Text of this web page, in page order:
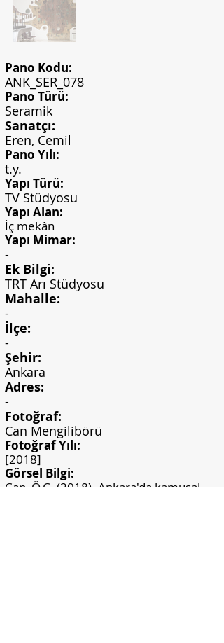
Pano Kodu:
ANK_SER_078
Pano Türü:
Seramik
Sanatçı:
Eren, Cemil
Pano Yılı:
t.y.
Yapı Türü:
TV Stüdyosu
Yapı Alan:
İç mekân
Yapı Mimar:
-
Ek Bilgi:
TRT Arı Stüdyosu
Mahalle:
-
İlçe:
-
Şehir:
Ankara
Adres:
-
Fotoğraf:
Can Mengilibörü
Fotoğraf Yılı:
[2018]
Görsel Bilgi:
Can, Ö.C. (2018). Ankara'da kamusal